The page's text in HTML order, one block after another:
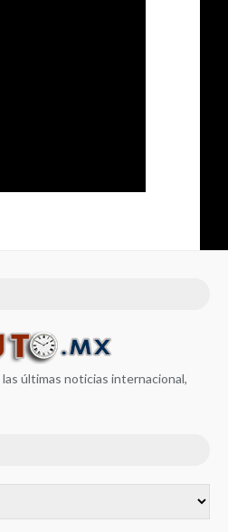
últimas noticias internacional,